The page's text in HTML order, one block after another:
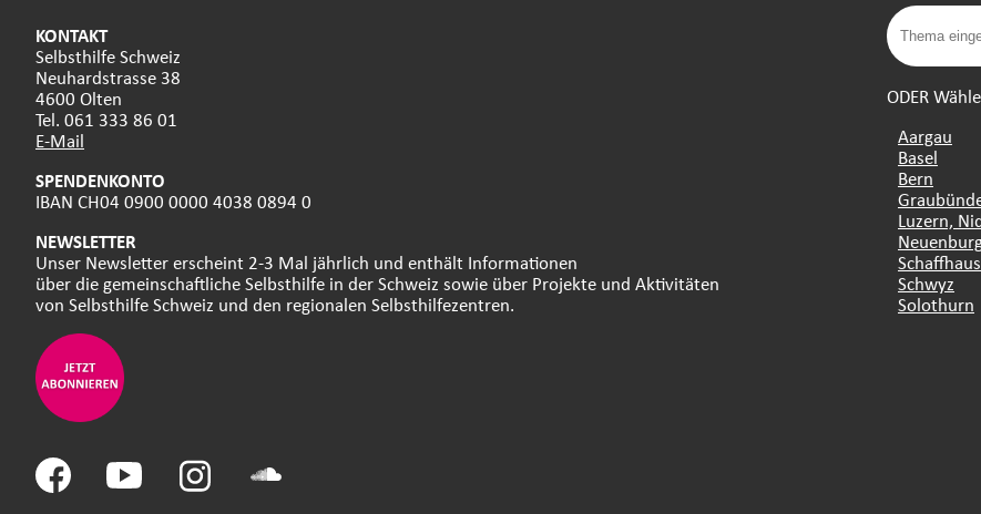
KONTAKT
Selbsthilfe Schweiz
Neuhardstrasse 38
4600 Olten
Tel. 061 333 86 01
E-Mail
SPENDENKONTO
IBAN CH04 0900 0000 4038 0894 0
NEWSLETTER
Unser Newsletter erscheint 2-3 Mal jährlich und enthält Informationen
über die gemeinschaftliche Selbsthilfe in der Schweiz sowie über Projekte und Aktivitäten
von Selbsthilfe Schweiz und den regionalen Selbsthilfezentren.
ODER
Aargau
Basel
Bern
Luzern,
Schwyz
Solothurn